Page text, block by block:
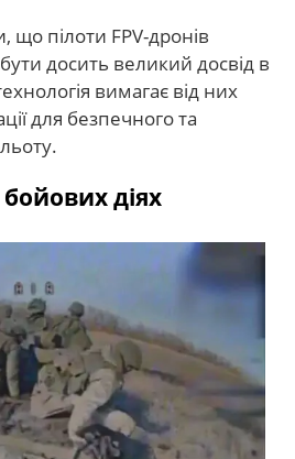
що пілоти FPV-дронів
досить великий досвід в
вимагає від них
для безпечного та
діях